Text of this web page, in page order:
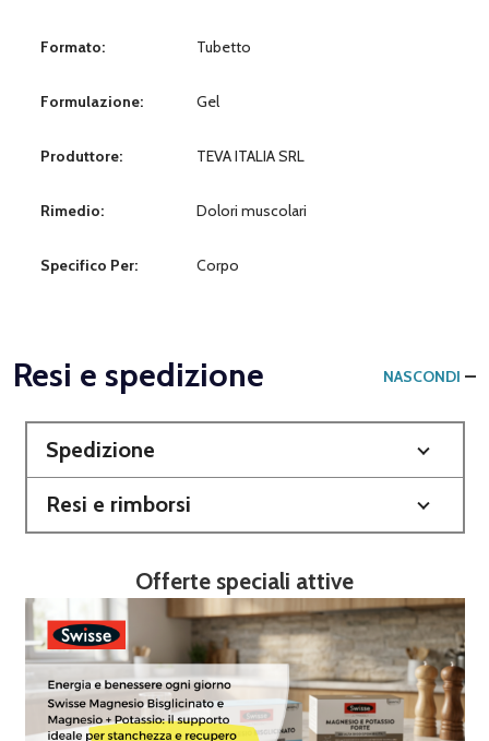
Formato: Tubetto
Formulazione: Gel
Produttore: TEVA ITALIA SRL
Rimedio: Dolori muscolari
Specifico Per: Corpo
Resi e spedizione NASCONDI
Spedizione
Resi e rimborsi
Offerte speciali attive